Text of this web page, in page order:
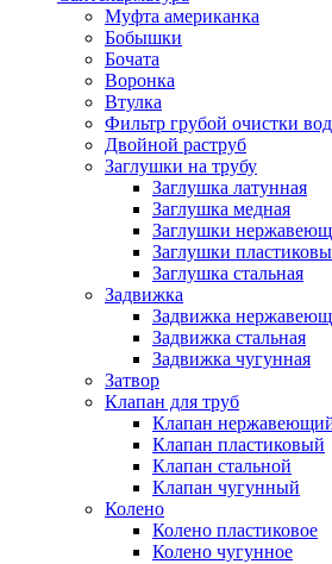
Муфта американка
Бобышки
Бочата
Воронка
Втулка
Фильтр грубой очистки
Двойной раструб
Заглушки на трубу
Заглушка латунная
Заглушка медная
Заглушки
Заглушки
Заглушка стальная
Задвижка
Задвижка
Задвижка стальная
Задвижка чугунная
Затвор
Клапан для труб
Клапан
Клапан пластиковый
Клапан стальной
Клапан чугунный
Колено
Колено пластиковое
Колено чугунное